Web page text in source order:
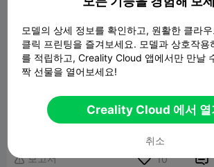
Small Plant Pot
6.81MB 관련 3D 모델
 보고서 10 
모델의 상세 정보를 확인하고, 원활한 클라
클릭 프린팅을 즐겨보세요. 모델과 상호작용
를 적립하고, Creality Cloud 앱에서만 만날
짝 선물을 열어보세요!
Creality Cloud 에서 열
취소